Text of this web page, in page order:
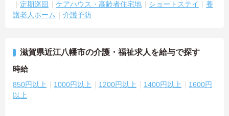
定期巡回
ケアハウス・高齢者住宅地 ショートステイ
養
護老人ホーム
介護予防
滋賀県近江八幡市の介護・福祉求人を給与で探す
時給
850円以上 1000円以上 1200円以上 1400円以上
1600円
以上